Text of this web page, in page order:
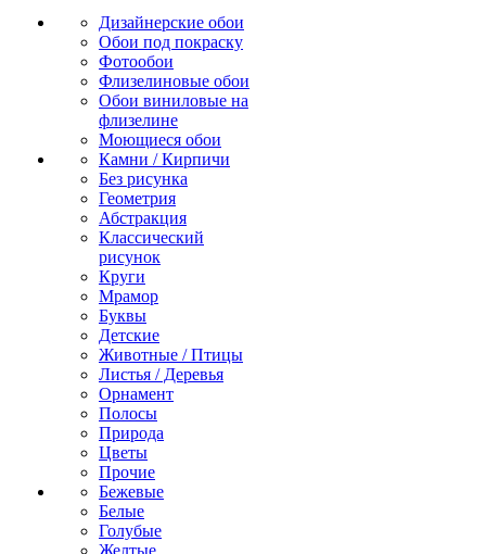
Дизайнерские обои
Обои под покраску
Фотообои
Флизелиновые обои
Обои виниловые на
флизелине
Моющиеся обои
Камни / Кирпичи
Без рисунка
Геометрия
Абстракция
Классический
рисунок
Круги
Мрамор
Буквы
Детские
Животные / Птицы
Листья / Деревья
Орнамент
Полосы
Природа
Цветы
Прочие
Бежевые
Белые
Голубые
Желтые